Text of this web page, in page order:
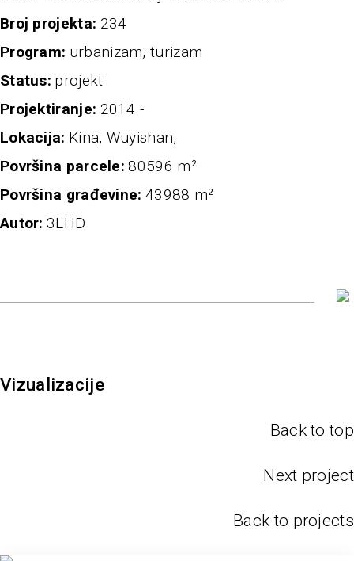
broj projekta 234
program urbanizam, turizam
status projekt
projektiranje 2014 -
Lokacija Kina, Wuyishan,
Površina parcele 80596 m²
Površina građevine 43988 m²
autor 3LHD
Vizualizacije
Back to top
Next project
Back to projects